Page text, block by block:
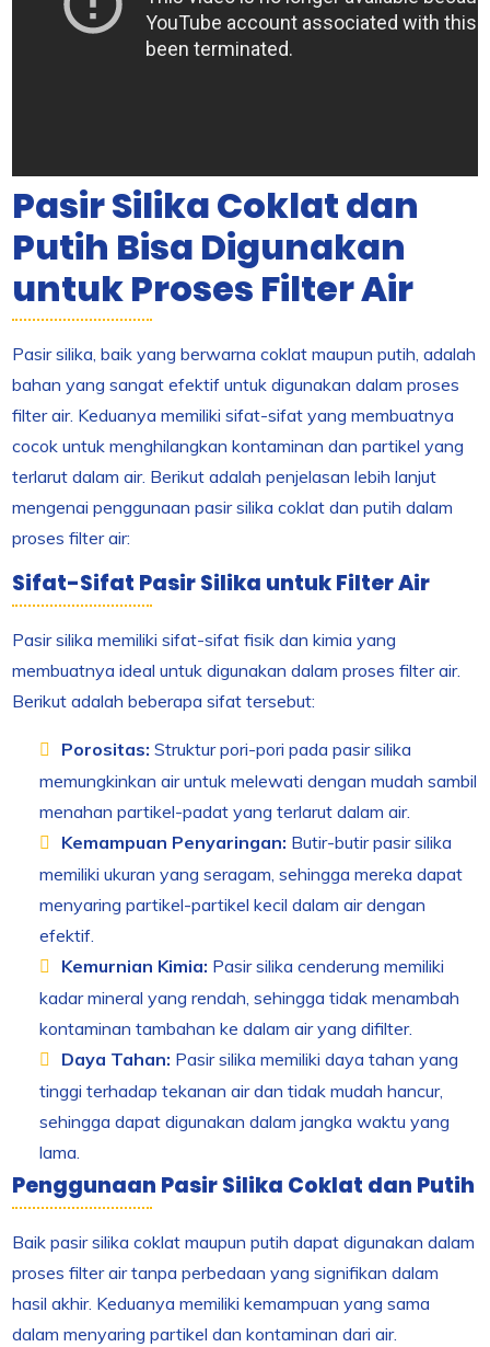
Pasir Silika Coklat dan
Putih Bisa Digunakan
untuk Proses Filter Air
Pasir silika, baik yang berwarna coklat maupun putih, adalah
bahan yang sangat efektif untuk digunakan dalam proses
filter air. Keduanya memiliki sifat-sifat yang membuatnya
cocok untuk menghilangkan kontaminan dan partikel yang
terlarut dalam air. Berikut adalah penjelasan lebih lanjut
mengenai penggunaan pasir silika coklat dan putih dalam
proses filter air:
Sifat-Sifat Pasir Silika untuk Filter Air
Pasir silika memiliki sifat-sifat fisik dan kimia yang
membuatnya ideal untuk digunakan dalam proses filter air.
Berikut adalah beberapa sifat tersebut:
Porositas: Struktur pori-pori pada pasir silika
memungkinkan air untuk melewati dengan mudah sambil
menahan partikel-padat yang terlarut dalam air.
Kemampuan Penyaringan: Butir-butir pasir silika
memiliki ukuran yang seragam, sehingga mereka dapat
menyaring partikel-partikel kecil dalam air dengan
efektif.
Kemurnian Kimia: Pasir silika cenderung memiliki
kadar mineral yang rendah, sehingga tidak menambah
kontaminan tambahan ke dalam air yang difilter.
Daya Tahan: Pasir silika memiliki daya tahan yang
tinggi terhadap tekanan air dan tidak mudah hancur,
sehingga dapat digunakan dalam jangka waktu yang
lama.
Penggunaan Pasir Silika Coklat dan Putih
Baik pasir silika coklat maupun putih dapat digunakan dalam
proses filter air tanpa perbedaan yang signifikan dalam
hasil akhir. Keduanya memiliki kemampuan yang sama
dalam menyaring partikel dan kontaminan dari air.